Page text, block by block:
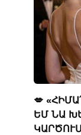
💋
ԵՄ ՆԱ